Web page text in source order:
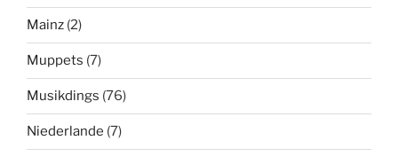
Mainz (2)
Muppets (7)
Musikdings (76)
Niederlande (7)